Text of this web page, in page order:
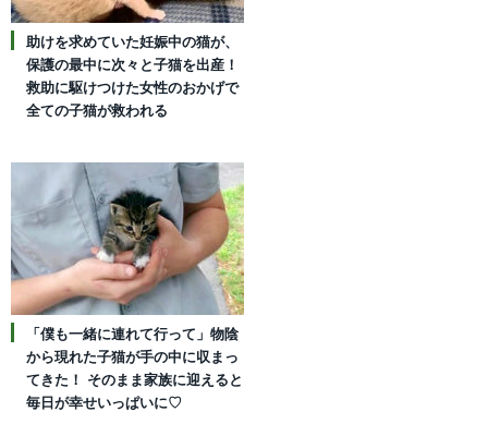
助けを求めていた妊娠中の猫が、
保護の最中に次々と子猫を出産！
救助に駆けつけた女性のおかげで
全ての子猫が救われる
「僕も一緒に連れて行って」物陰
から現れた子猫が手の中に収まっ
てきた！ そのまま家族に迎えると
毎日が幸せいっぱいに♡